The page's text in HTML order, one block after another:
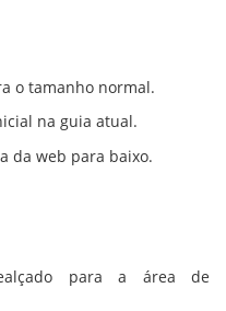
o tamanho normal.
na guia atual.
da web para baixo.
para a área de